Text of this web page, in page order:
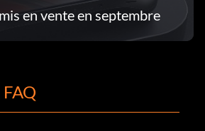
en vente en septembre